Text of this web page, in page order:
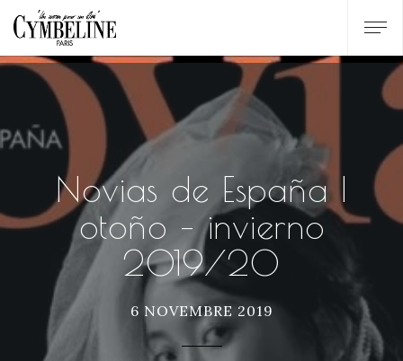
Novias de España |
otoño – invierno
2019/20
6 NOVEMBRE 2019